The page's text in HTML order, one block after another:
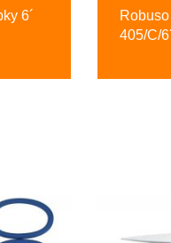
6´
405/C/